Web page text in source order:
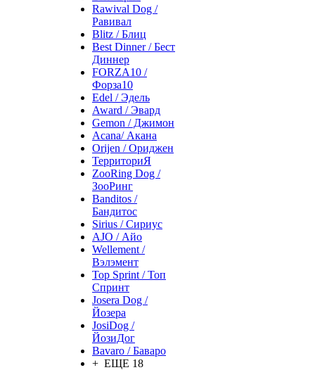
Rawival Dog /
Равивал
Blitz / Блиц
Best Dinner / Бест
Диннер
FORZA10 /
Форза10
Edel / Эдель
Award / Эвард
Gemon / Джимон
Acana/ Акана
Orijen / Ориджен
ТерриториЯ
ZooRing Dog /
ЗооРинг
Banditos /
Бандитос
Sirius / Сириус
AJO / Айо
Wellement /
Вэлэмент
Top Sprint / Топ
Спринт
Josera Dog /
Йозера
JosiDog /
ЙозиДог
Bavaro / Баваро
+ ЕЩЕ 18